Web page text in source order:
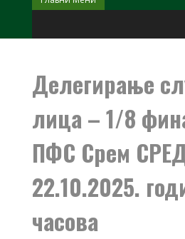
Делегирање
лица – 1/8
ПФС Срем
22.10.2025.
часова